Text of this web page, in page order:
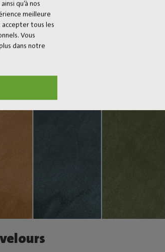
qu’à nos
meilleure
accepter tous les
Vous
dans notre